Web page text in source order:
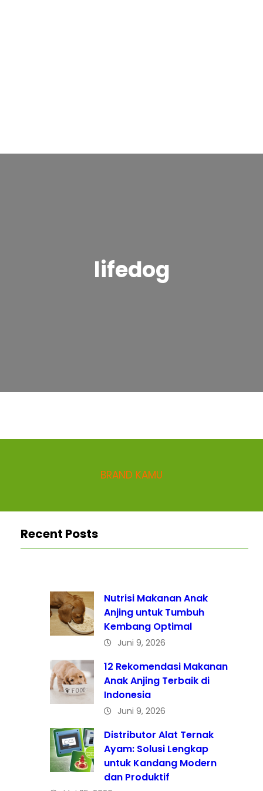
lifedog
BRAND KAMU
Recent Posts
Nutrisi Makanan Anak
Anjing untuk Tumbuh
Kembang Optimal
Juni 9, 2026
12 Rekomendasi Makanan
Anak Anjing Terbaik di
Indonesia
Juni 9, 2026
Distributor Alat Ternak
Ayam: Solusi Lengkap
untuk Kandang Modern
dan Produktif